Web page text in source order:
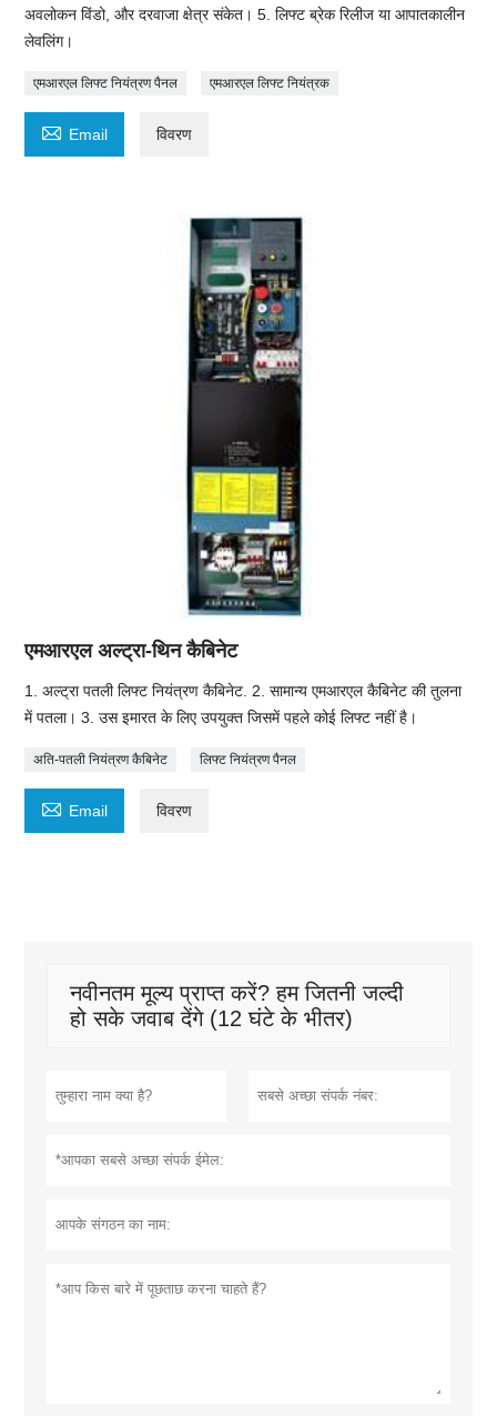
अवलोकन विंडो, और दरवाजा क्षेत्र संकेत। 5. लिफ्ट ब्रेक रिलीज या आपातकालीन
लेवलिंग।
एमआरएल लिफ्ट नियंत्रण पैनल एमआरएल लिफ्ट नियंत्रक
 Email विवरण
एमआरएल अल्ट्रा-थिन कैबिनेट
1. अल्ट्रा पतली लिफ्ट नियंत्रण कैबिनेट. 2. सामान्य एमआरएल कैबिनेट की तुलना
में पतला। 3. उस इमारत के लिए उपयुक्त जिसमें पहले कोई लिफ्ट नहीं है।
अति-पतली नियंत्रण कैबिनेट लिफ्ट नियंत्रण पैनल
 Email विवरण
नवीनतम मूल्य प्राप्त करें? हम जितनी जल्दी
हो सके जवाब देंगे (12 घंटे के भीतर)